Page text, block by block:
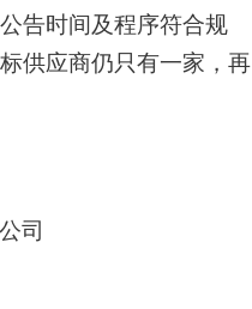
告时间及程序符合规
供应商仍只有一家，再
司